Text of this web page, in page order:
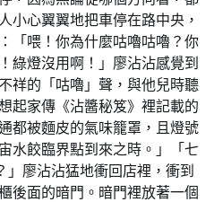
小心翼翼地把車停在路中央，
「喂！你為什麼咕嚕咕嚕？你
綠燈沒用啊！」廖沾沾感覺到
祥的「咕嚕」聲，與他兒時聽
起家傳《沾醬秘笈》裡記載的
都被麵皮的氣味籠罩，且燈號
水餃臨界點到來之時。」「七
廖沾沾猛地衝回店裡，衝到
後面的暗門。暗門裡放著一個